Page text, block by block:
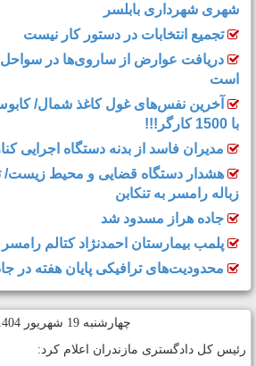
شهری شهرداری بابلسر
تجمیع انتخابات در دستور کار نیست
دریافت عوارض از ساروی‌ها در سواحل
است
آخرین نفس‌های غول کاغذ شمال‌/ ‌کابوس
مدیران فاسد از بدنه دستگاه اجرایی
هشدار دستگاه قضایی و محیط زیست/
زباله رامسر به تنکابن
جاده هراز مسدود شد
پلمب بیمارستان احمدنژاد کتالم رامسر
محدودیت‌های ترافیکی پایان هفته در
چهارشنبه 19 شهريور 1404-16:42 کد خبر:140828
کل دادگستری مازندران اعلام کرد: